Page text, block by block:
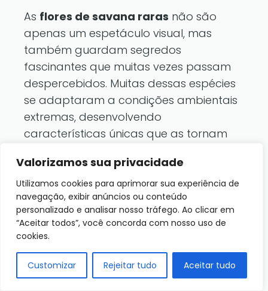
Valorizamos sua privacidade
Utilizamos cookies para aprimorar sua experiência de
navegação, exibir anúncios ou conteúdo
personalizado e analisar nosso tráfego. Ao clicar em
“Aceitar todos”, você concorda com nosso uso de
cookies.
Customizar Rejeitar tudo Aceitar tudo
As flores de savana raras não são
apenas um espetáculo visual, mas
também guardam segredos
fascinantes que muitas vezes passam
despercebidos. Muitas dessas espécies
se adaptaram a condições ambientais
extremas, desenvolvendo
características únicas que as tornam
contexto, é interessante explorar
algumas curiosidades que cercam
essas plantas incríveis.
Adaptações Incríveis
Asflores rarasque habitam as
savanas têm uma habilidade notável